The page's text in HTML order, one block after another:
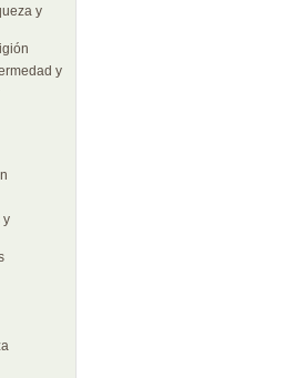
y
y
y